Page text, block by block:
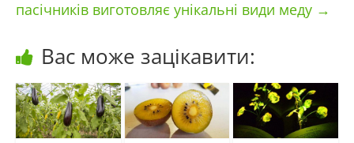
пасічників виготовляє унікальні види меду →
Вас може зацікавити: